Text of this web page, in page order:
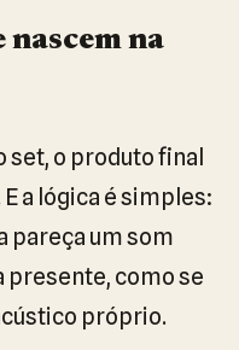
nascem na
o produto final
a lógica é simples:
pareça um som
presente, como se
próprio.